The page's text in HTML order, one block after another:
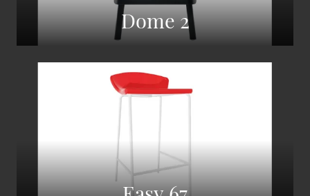
Dome 2